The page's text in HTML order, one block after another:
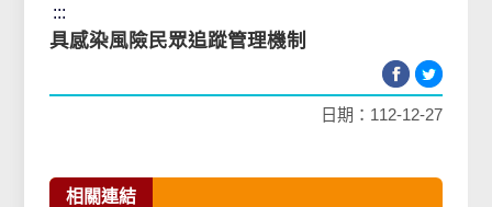
:::
具感染風險民眾追蹤管理機制
日期：112-12-27
相關連結